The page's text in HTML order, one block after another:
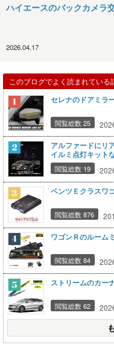
ハイエースのバックカメラ
2026.04.17
このブログでよく読まれている
セレナのドアミラ
閲覧総数 25
アルファードにリ
イルミ点灯キット
閲覧総数 19
ベンツＥクラスワ
閲覧総数 876
ワゴンＲのルーム
閲覧総数 84
ストリームのカー
閲覧総数 62